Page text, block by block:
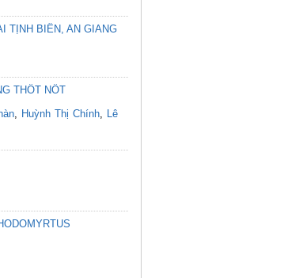
TỊNH BIÊN, AN GIANG
THỐT NỐT
, Huỳnh Thị Chính, Lê